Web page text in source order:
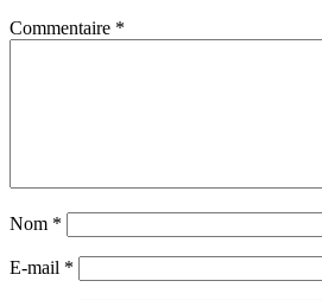
Commentaire *
Nom *
E-mail *